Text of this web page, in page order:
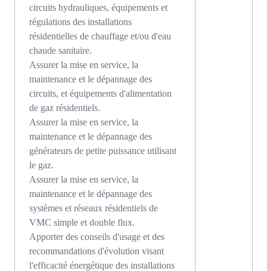
circuits hydrauliques, équipements et
régulations des installations
résidentielles de chauffage et/ou d'eau
chaude sanitaire.
Assurer la mise en service, la
maintenance et le dépannage des
circuits, et équipements d'alimentation
de gaz résidentiels.
Assurer la mise en service, la
maintenance et le dépannage des
générateurs de petite puissance utilisant
le gaz.
Assurer la mise en service, la
maintenance et le dépannage des
systèmes et réseaux résidentiels de
VMC simple et double flux.
Apporter des conseils d'usage et des
recommandations d'évolution visant
l'efficacité énergétique des installations